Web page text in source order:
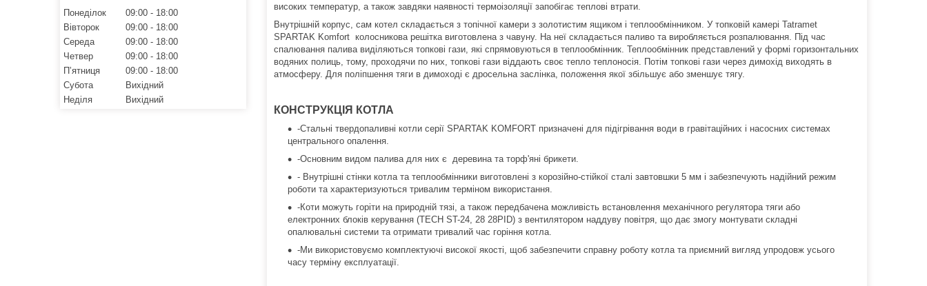
високих температур, а також завдяки наявності термоізоляції запобігає теплові втрати.
Внутрішній корпус, сам котел складається з топічної камери з золотистим ящиком і теплообмінником. У топковій камері Tatramet
SPARTAK Komfort колосникова решітка виготовлена з чавуну. На неї складається паливо та виробляється розпалювання. Під час
спалювання палива виділяються топкові гази, які спрямовуються в теплообмінник. Теплообмінник представлений у формі горизонтальних
водяних полиць, тому, проходячи по них, топкові гази віддають своє тепло теплоносія. Потім топкові гази через димохід виходять в
атмосферу. Для поліпшення тяги в димоході є дросельна заслінка, положення якої збільшує або зменшує тягу.
КОНСТРУКЦІЯ КОТЛА
-Стальні твердопаливні котли серії SPARTAK KOMFORT призначені для підігрівання води в гравітаційних і насосних системах
центрального опалення.
-Основним видом палива для них є деревина та торф'яні брикети.
- Внутрішні стінки котла та теплообмінники виготовлені з корозійно-стійкої сталі завтовшки 5 мм і забезпечують надійний режим
роботи та характеризуються тривалим терміном використання.
-Коти можуть горіти на природній тязі, а також передбачена можливість встановлення механічного регулятора тяги або
електронних блоків керування (TECH ST-24, 28 28PID) з вентилятором наддуву повітря, що дає змогу монтувати складні
опалювальні системи та отримати тривалий час горіння котла.
-Ми використовуємо комплектуючі високої якості, щоб забезпечити справну роботу котла та приємний вигляд упродовж усього
часу терміну експлуатації.
Понеділок 09:00
18:00
Вівторок
09:00
18:00
Середа
09:00
18:00
Четвер
09:00
18:00
Пʼятниця
09:00
18:00
Субота
Вихідний
Неділя
Вихідний